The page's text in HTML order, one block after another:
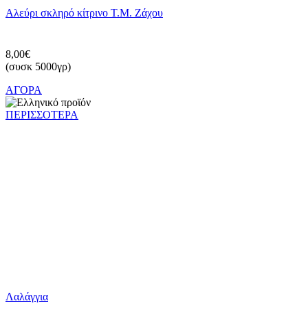
Αλεύρι σκληρό κίτρινο Τ.Μ. Ζάχου
8,00€
(συσκ 5000γρ)
ΑΓΟΡΑ
ΠΕΡΙΣΣΟΤΕΡΑ
Λαλάγγια